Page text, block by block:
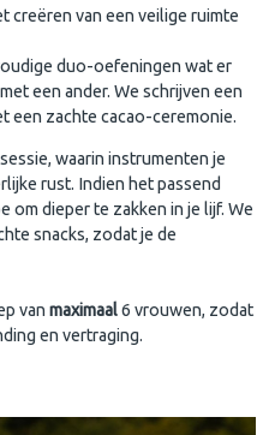
creëren van een veilige ruimte
duo-oefeningen wat er
een ander. We schrijven een
een zachte cacao-ceremonie.
waarin instrumenten je
rust. Indien het passend
om dieper te zakken in je lijf. We
snacks, zodat je de
vanmaximaal6 vrouwen, zodat
en vertraging.